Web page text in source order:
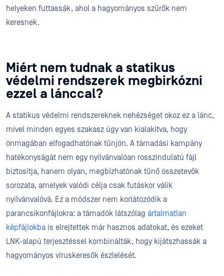
helyeken futtassák, ahol a hagyományos szűrők nem
keresnek.
Miért nem tudnak a statikus
védelmi rendszerek megbirkózni
ezzel a lánccal?
A statikus védelmi rendszereknek nehézséget okoz ez a lánc,
mivel minden egyes szakasz úgy van kialakítva, hogy
önmagában elfogadhatónak tűnjön. A támadási kampány
hatékonyságát nem egy nyilvánvalóan rosszindulatú fájl
biztosítja, hanem olyan, megbízhatónak tűnő összetevők
sorozata, amelyek valódi célja csak futáskor válik
nyilvánvalóvá. Ez a módszer nem korlátozódik a
parancsikonfájlokra: a támadók látszólag ártalmatlan
képfájlokba is elrejtettek már hasznos adatokat, és ezeket
LNK-alapú terjesztéssel kombinálták, hogy kijátszhassák a
hagyományos víruskeresők észlelését.